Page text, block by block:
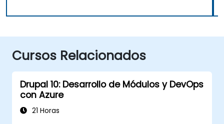
Cursos Relacionados
Drupal 10: Desarrollo de Módulos y DevOps
con Azure
21 Horas